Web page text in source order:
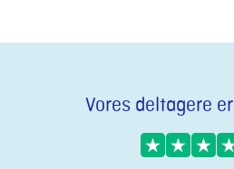
Vores deltagere er